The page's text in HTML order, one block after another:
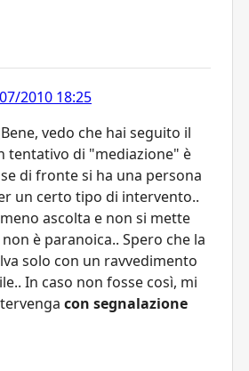
2010 18:25
vedo che hai seguito il
tentativo di "mediazione" è
di fronte si ha una persona
un certo tipo di intervento..
ascolta e non si mette
è paranoica.. Spero che la
solo con un ravvedimento
In caso non fosse così, mi
con segnalazione